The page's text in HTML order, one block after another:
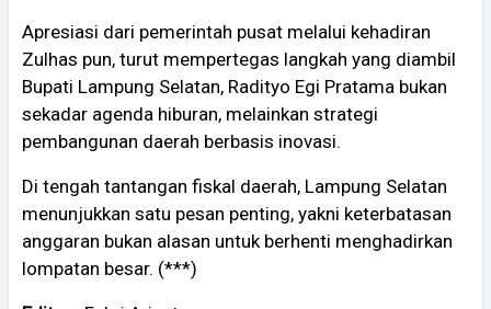
Apresiasi dari pemerintah pusat melalui kehadiran
Zulhas pun, turut mempertegas langkah yang diambil
Bupati Lampung Selatan, Radityo Egi Pratama bukan
sekadar agenda hiburan, melainkan strategi
pembangunan daerah berbasis inovasi.
Di tengah tantangan fiskal daerah, Lampung Selatan
menunjukkan satu pesan penting, yakni keterbatasan
anggaran bukan alasan untuk berhenti menghadirkan
lompatan besar. (***)